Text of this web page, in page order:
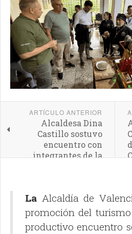
ARTÍCULO ANTERIOR
Alcaldesa Dina
Castillo sostuvo
encuentro con
integrantes de la
La Alcaldía de
promoción del
productivo encuentro